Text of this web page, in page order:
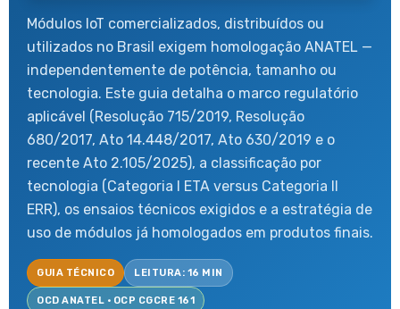
Módulos IoT comercializados, distribuídos ou
utilizados no Brasil exigem homologação ANATEL —
independentemente de potência, tamanho ou
tecnologia. Este guia detalha o marco regulatório
aplicável (Resolução 715/2019, Resolução
680/2017, Ato 14.448/2017, Ato 630/2019 e o
recente Ato 2.105/2025), a classificação por
tecnologia (Categoria I ETA versus Categoria II
ERR), os ensaios técnicos exigidos e a estratégia de
uso de módulos já homologados em produtos finais.
GUIA TÉCNICO LEITURA: 16 MIN
OCD ANATEL · OCP CGCRE 161